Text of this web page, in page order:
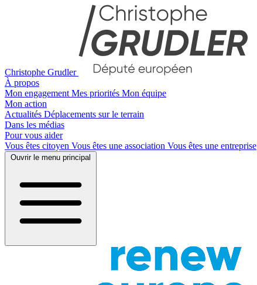
Christophe Grudler
À propos
Mon engagement Mes priorités Mon équipe
Mon action
Actualités Déplacements sur le terrain
Dans les médias
Pour vous aider
Vous êtes citoyen Vous êtes une association Vous êtes une entreprise
Ouvrir le menu principal